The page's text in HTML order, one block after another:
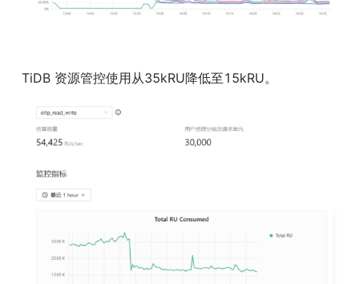
TiDB 资源管控使用从35kRU降低至15kRU。